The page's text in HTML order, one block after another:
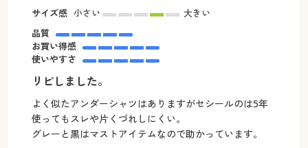
サイズ感 小さい
大きい
品質
お買い得感
使いやすさ
リピしました。
よく似たアンダーシャツはありますがセシールのは5年
使ってもスレや片くづれしにくい。
グレーと黒はマストアイテムなので助かっています。